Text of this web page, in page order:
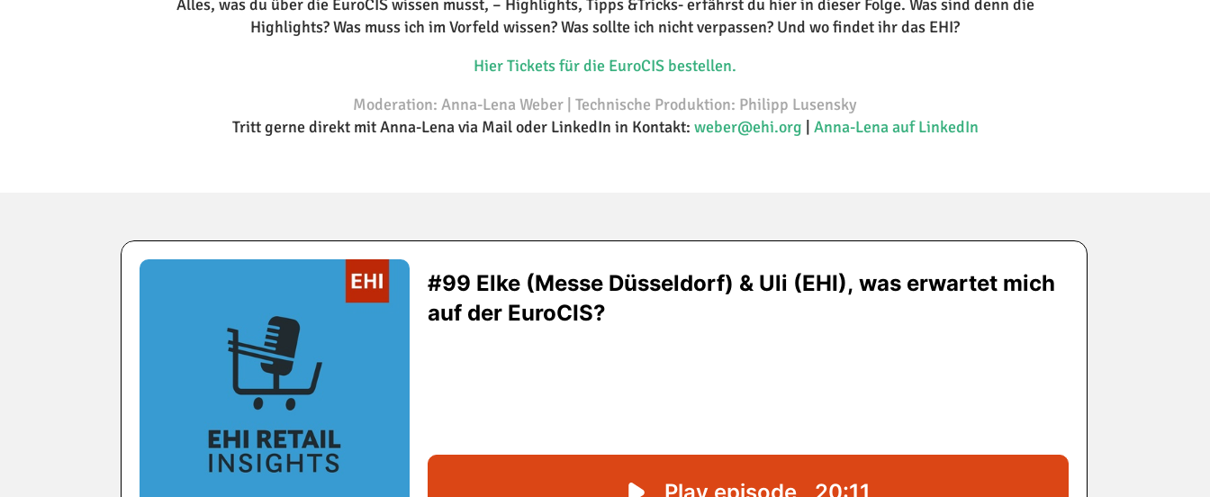
Alles, was du über die EuroCIS wissen musst, – Highlights, Tipps &Tricks- erfährst du hier in dieser Folge. Was sind denn die
Highlights? Was muss ich im Vorfeld wissen? Was sollte ich nicht verpassen? Und wo findet ihr das EHI?
Hier Tickets für die EuroCIS bestellen.
Moderation: Anna-Lena Weber | Technische Produktion: Philipp Lusensky
Tritt gerne direkt mit Anna-Lena via Mail oder LinkedIn in Kontakt: weber@ehi.org | Anna-Lena auf LinkedIn